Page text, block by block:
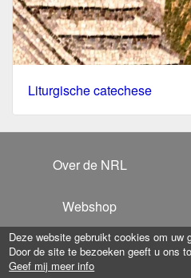
Liturgische catechese
Over de NRL
Webshop
Copyright 2025 - Nationale
Deze website gebruikt cookies om uw
Door de site te bezoeken geeft u ons
Geef mij meer info